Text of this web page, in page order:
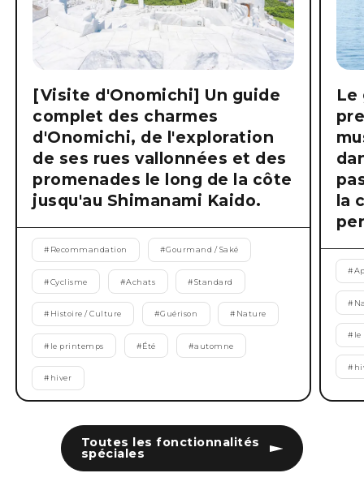
Toutes les fonctionnalités
spéciales
[Visite d'Onomichi] Un guide
complet des charmes
d'Onomichi, de l'exploration
de ses rues vallonnées et des
promenades le long de la côte
jusqu'au Shimanami Kaido.
# Recommandation #Gourmand / Saké
#Cyclisme #Achats #Standard
# Histoire / Culture #Guérison # Nature
# le printemps #Été #automne
# hiver
Le
la
#
#
#
#